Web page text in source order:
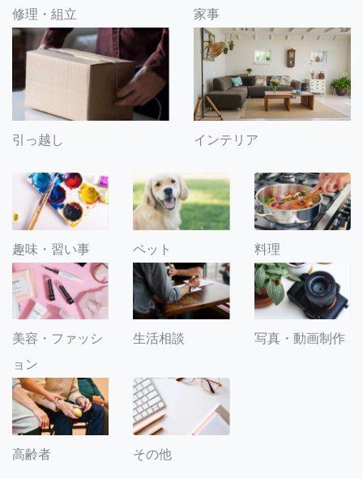
修理・組立 家事
引っ越し インテリア
趣味・習い事 ペット 料理
美容・ファッシ
ョン
生活相談 写真・動画制作
高齢者 その他